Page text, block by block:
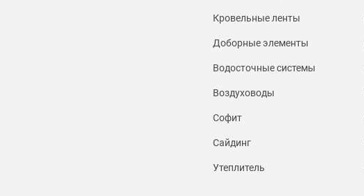
Кровельные ленты
Доборные элементы
Водосточные системы
Воздуховоды
Софит
Сайдинг
Утеплитель